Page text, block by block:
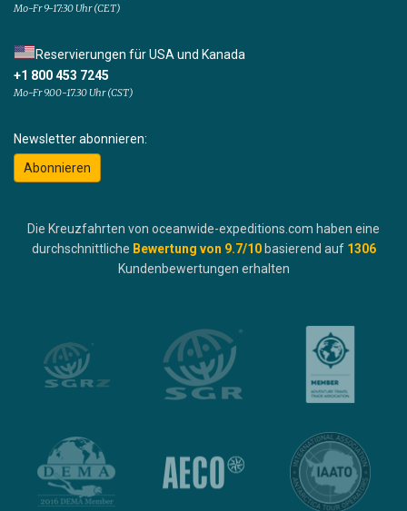
Mo-Fr 9-17:30 Uhr (CET)
Reservierungen für USA und Kanada
+1 800 453 7245
Mo-Fr 9.00-17.30 Uhr (CST)
Newsletter abonnieren:
Abonnieren
Die Kreuzfahrten von oceanwide-expeditions.com haben eine
durchschnittliche Bewertung von 9.7/10 basierend auf 1306
Kundenbewertungen erhalten